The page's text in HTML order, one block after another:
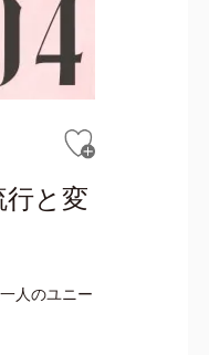
と変
人のユニー